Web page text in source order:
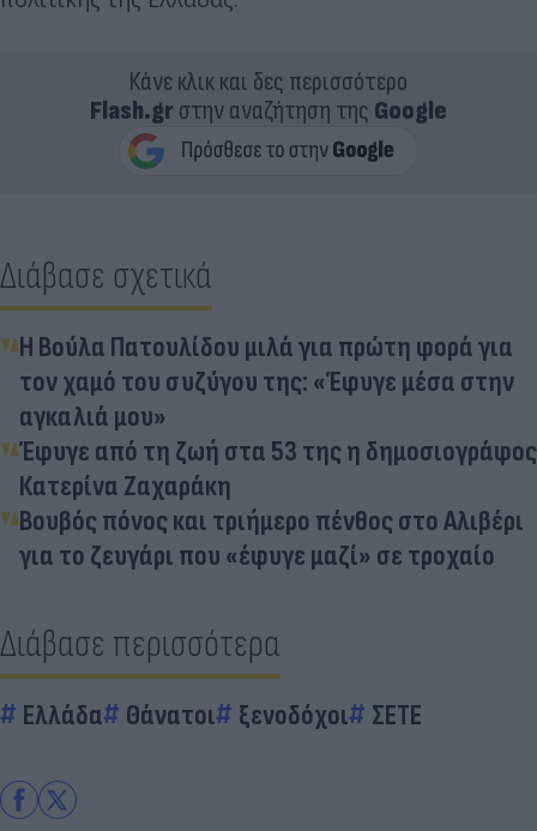
Κάνε κλικ και δες περισσότερο
Flash.grστην αναζήτηση της Google
Διάβασε σχετικά
Η Βούλα Πατουλίδου μιλά για πρώτη φορά για
τον χαμό του συζύγου της: «Έφυγε μέσα στην
αγκαλιά μου»
Έφυγε από τη ζωή στα 53 της η δημοσιογράφος
Κατερίνα Ζαχαράκη
Βουβός πόνος και τριήμερο πένθος στο Αλιβέρι
για το ζευγάρι που «έφυγε μαζί» σε τροχαίο
Διάβασε περισσότερα
Ελλάδα Θάνατοι ξενοδόχοι ΣΕΤΕ